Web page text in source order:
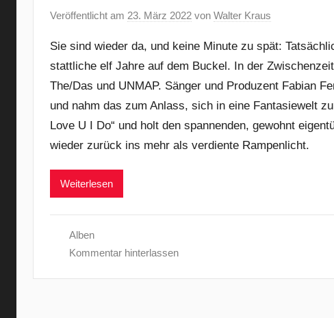
Veröffentlicht am 23. März 2022 von Walter Kraus
Sie sind wieder da, und keine Minute zu spät:
stattliche elf Jahre auf dem Buckel. In der
The/Das und UNMAP. Sänger und Produzent Fabian
und nahm das zum Anlass, sich in eine Fantasiewelt
Love U I Do“ und holt den spannenden, gewohnt
wieder zurück ins mehr als verdiente Rampenlicht.
Weiterlesen
Alben
Kommentar hinterlassen